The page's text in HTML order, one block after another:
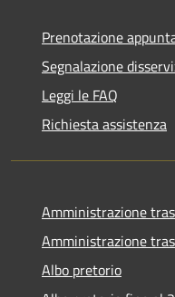
Prenotazione
Segnalazione
Leggi le FAQ
Richiesta assistenza
Amministrazione
Amministrazione
Albo pretorio